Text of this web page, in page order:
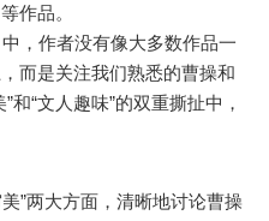
作品。
，作者没有像大多数作品一
而是关注我们熟悉的曹操和
和“文人趣味”的双重撕扯中，
”两大方面，清晰地讨论曹操